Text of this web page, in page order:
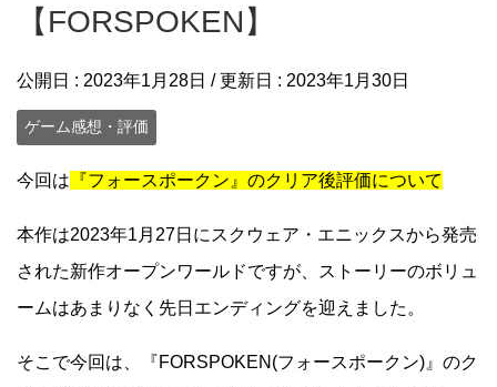
【FORSPOKEN】
公開日 : 2023年1月28日 / 更新日 : 2023年1月30日
ゲーム感想・評価
今回は 『フォースポークン』のクリア後評価について
本作は2023年1月27日にスクウェア・エニックスから発売
された新作オープンワールドですが、ストーリーのボリュ
ームはあまりなく先日エンディングを迎えました。
そこで今回は、『FORSPOKEN(フォースポークン)』のク